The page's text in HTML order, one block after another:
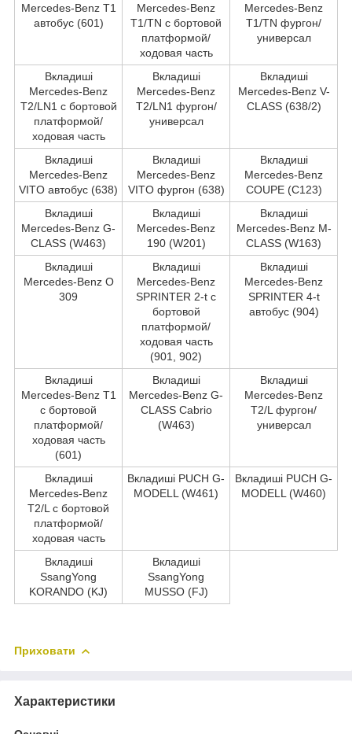
Mercedes-Benz T1
автобус (601)
Mercedes-Benz
T1/TN c бортовой
платформой/
ходовая часть
Mercedes-Benz
T1/TN фургон/
универсал
Вкладиші
Mercedes-Benz
T2/LN1 c бортовой
платформой/
ходовая часть
Вкладиші
Mercedes-Benz
T2/LN1 фургон/
универсал
Вкладиші
Mercedes-Benz V-
CLASS (638/2)
Вкладиші
Mercedes-Benz
VITO автобус (638)
Вкладиші
Mercedes-Benz
VITO фургон (638)
Вкладиші
Mercedes-Benz
COUPE (C123)
Вкладиші
Mercedes-Benz G-
CLASS (W463)
Вкладиші
Mercedes-Benz
190 (W201)
Вкладиші
Mercedes-Benz M-
CLASS (W163)
Вкладиші
Mercedes-Benz O
309
Вкладиші
Mercedes-Benz
SPRINTER 2-t c
бортовой
платформой/
ходовая часть
(901, 902)
Вкладиші
Mercedes-Benz
SPRINTER 4-t
автобус (904)
Вкладиші
Mercedes-Benz T1
c бортовой
платформой/
ходовая часть
(601)
Вкладиші
Mercedes-Benz G-
CLASS Cabrio
(W463)
Вкладиші
Mercedes-Benz
T2/L фургон/
универсал
Вкладиші
Mercedes-Benz
T2/L c бортовой
платформой/
ходовая часть
Вкладиші PUCH G-
MODELL (W461)
Вкладиші PUCH G-
MODELL (W460)
Вкладиші
SsangYong
KORANDO (KJ)
Вкладиші
SsangYong
MUSSO (FJ)
Приховати
Характеристики